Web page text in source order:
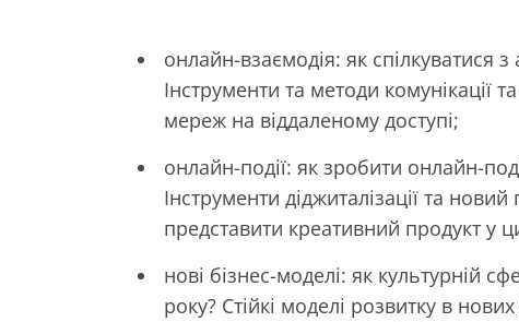
онлайн-взаємодія: як спілкуватися
Інструменти та методи комунікації
мереж на віддаленому доступі;
онлайн-події: як зробити онлайн-
Інструменти діджиталізації та
представити креативний продукт у
нові бізнес-моделі: як культурній
року? Стійкі моделі розвитку в